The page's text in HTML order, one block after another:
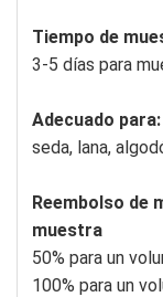
Tiempo de
3-5 días para
Adecuado
seda, lana,
Reembolso de
muestra
50% para un
100% para un